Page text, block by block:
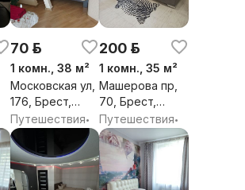
70 р.
1 комн., 38 м²
Московская ул,
176, Брест,
Брестская обл.
Путешествия•
200 р.
1 комн., 35 м²
Машерова пр,
70, Брест,
Брестская обл.
Путешествия•